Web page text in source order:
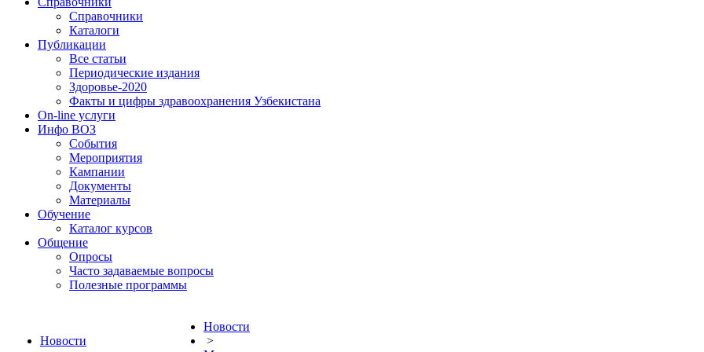
Справочники
Каталоги
Публикации
Все статьи
Периодические издания
Здоровье-2020
Факты и цифры здравоохранения Узбекистана
On-line услуги
Инфо ВОЗ
События
Мероприятия
Кампании
Документы
Материалы
Обучение
Каталог курсов
Общение
Опросы
Часто задаваемые вопросы
Полезные программы
Новости
Новости
>